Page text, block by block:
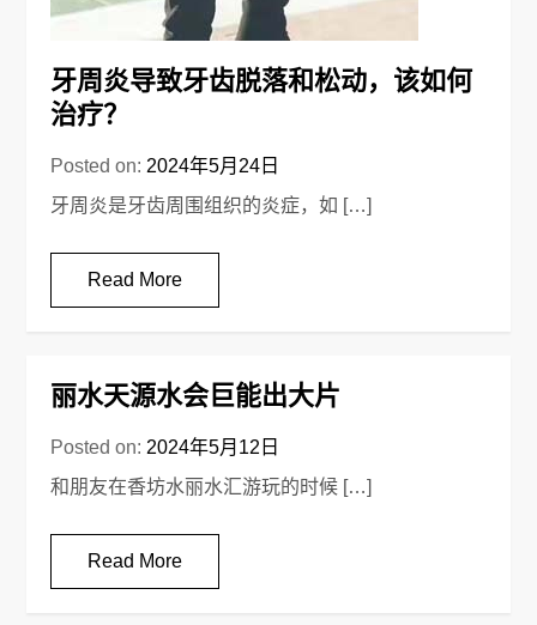
牙周炎导致牙齿脱落和松动，该如何
治疗？
Posted on: 2024年5月24日
牙周炎是牙齿周围组织的炎症，如 […]
Read More
丽水天源水会巨能出大片
Posted on: 2024年5月12日
和朋友在香坊水丽水汇游玩的时候 […]
Read More